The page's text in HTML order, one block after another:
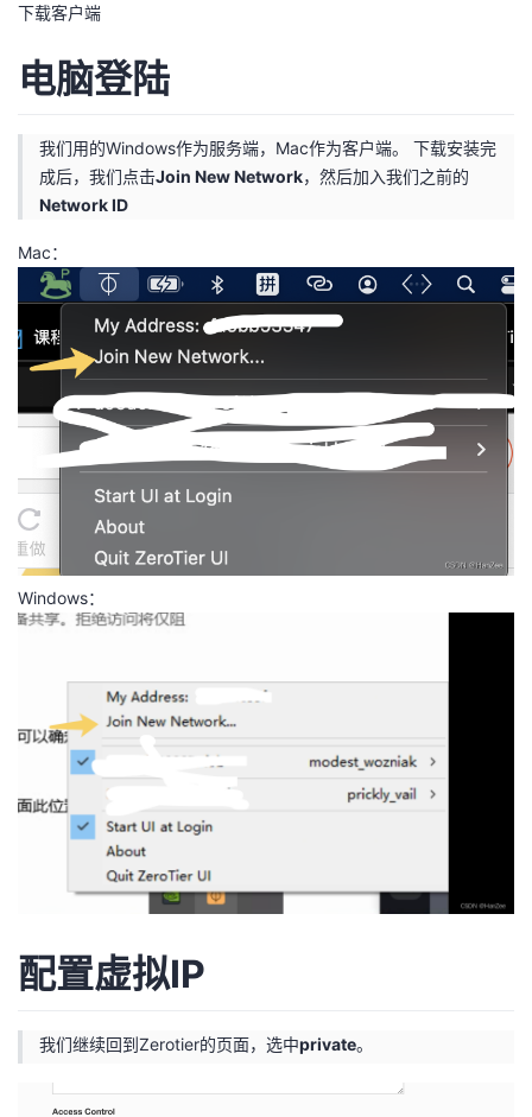
验
收
藏
议
下载客户端
电脑登陆
我们用的Windows作为服务端，Mac作为客户端。 下载安装完
成后，我们点击Join New Network，然后加入我们之前的
Network ID
Mac：
Windows：
配置虚拟IP
我们继续回到Zerotier的页面，选中private。